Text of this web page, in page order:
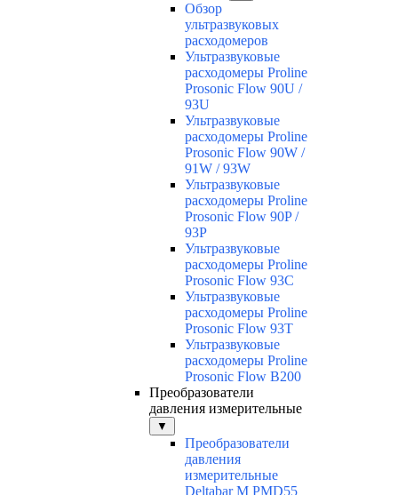
Обзор
ультразвуковых
расходомеров
Ультразвуковые
расходомеры Proline
Prosonic Flow 90U /
93U
Ультразвуковые
расходомеры Proline
Prosonic Flow 90W /
91W / 93W
Ультразвуковые
расходомеры Proline
Prosonic Flow 90P /
93P
Ультразвуковые
расходомеры Proline
Prosonic Flow 93C
Ультразвуковые
расходомеры Proline
Prosonic Flow 93T
Ультразвуковые
расходомеры Proline
Prosonic Flow B200
Преобразователи
давления измерительные
▼
Преобразователи
давления
измерительные
Deltabar M PMD55